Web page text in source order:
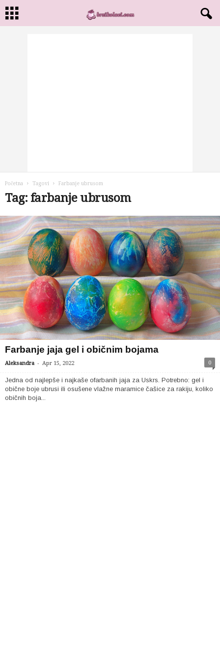
Početna Tagovi Farbanje ubrusom
Tag: farbanje ubrusom
Farbanje jaja gel i običnim bojama
Aleksandra - Apr 15, 2022 0
Jedna od najlepše i najkaše ofarbanih jaja za Uskrs. Potrebno: gel i
obične boje ubrusi ili osušene vlažne maramice čašice za rakiju, koliko
običnih boja...